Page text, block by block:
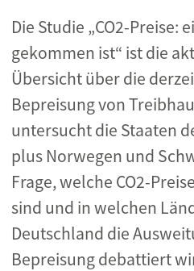
Die Studie „CO2-Preise:
gekommen ist“ ist die
Übersicht über die
Bepreisung von
untersucht die Staaten
plus Norwegen und
Frage, welche CO2-
sind und in welchen
Deutschland die
Bepreisung debattiert